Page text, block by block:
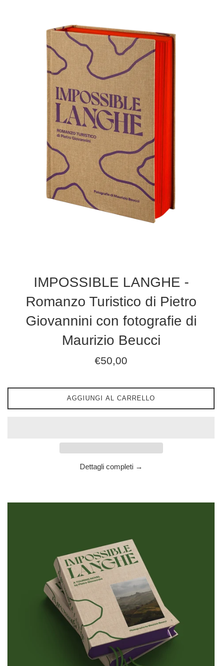
IMPOSSIBLE LANGHE -
Romanzo Turistico di Pietro
Giovannini con fotografie di
Maurizio Beucci
Prezzo
€50,00
AGGIUNGI AL CARRELLO
Dettagli completi →